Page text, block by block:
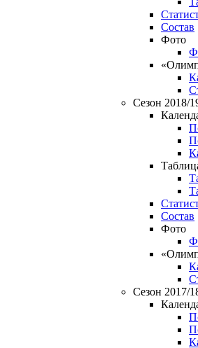
Состав
Фото
Сезон 2018/
Состав
Фото
Сезон 2017/